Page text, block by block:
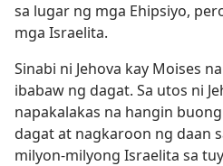
sa lugar ng mga Ehipsiyo,
mga Israelita.
Sinabi ni Jehova kay Moises
ibabaw ng dagat. Sa utos ni
napakalakas na hangin
dagat at nagkaroon ng daan
milyon-milyong Israelita sa